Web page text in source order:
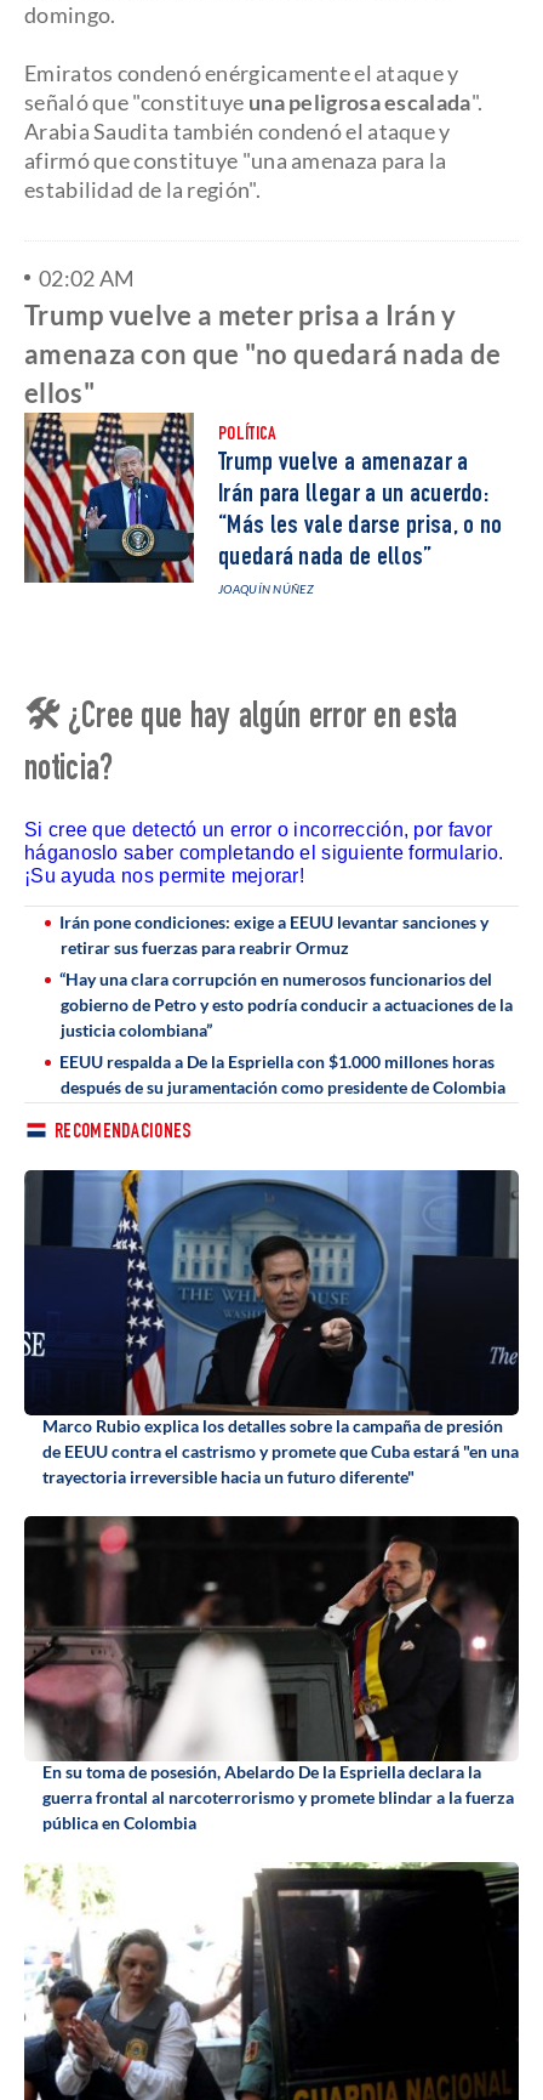
domingo.
Emiratos condenó enérgicamente el ataque y
señaló que "constituye una peligrosa escalada".
Arabia Saudita también condenó el ataque y
afirmó que constituye "una amenaza para la
estabilidad de la región".
02:02 AM
Trump vuelve a meter prisa a Irán y
amenaza con que "no quedará nada de
ellos"
POLÍTICA
Trump vuelve a amenazar a
Irán para llegar a un acuerdo:
“Más les vale darse prisa, o no
quedará nada de ellos”
JOAQUÍN NÚÑEZ
🛠 ¿Cree que hay algún error en esta
noticia?
Si cree que detectó un error o incorrección, por favor
háganoslo saber completando el siguiente formulario.
¡Su ayuda nos permite mejorar!
Irán pone condiciones: exige a EEUU levantar sanciones y
retirar sus fuerzas para reabrir Ormuz
“Hay una clara corrupción en numerosos funcionarios del
gobierno de Petro y esto podría conducir a actuaciones de la
justicia colombiana”
EEUU respalda a De la Espriella con $1.000 millones horas
después de su juramentación como presidente de Colombia
RECOMENDACIONES
Marco Rubio explica los detalles sobre la campaña de presión
de EEUU contra el castrismo y promete que Cuba estará "en una
trayectoria irreversible hacia un futuro diferente"
En su toma de posesión, Abelardo De la Espriella declara la
guerra frontal al narcoterrorismo y promete blindar a la fuerza
pública en Colombia